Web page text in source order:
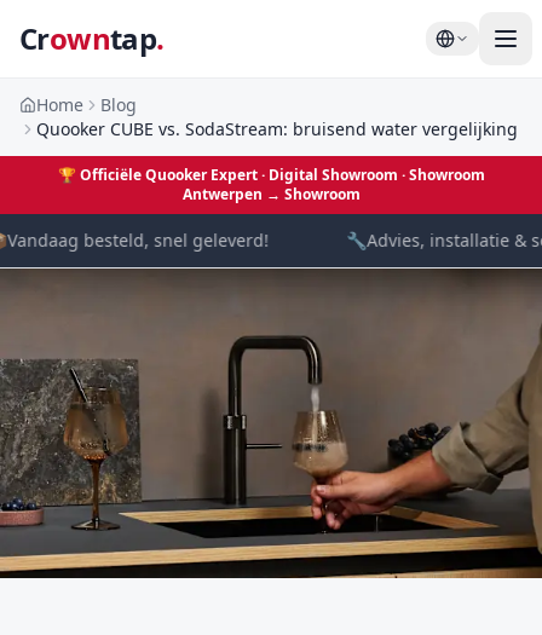
Crowntap.
Home
Blog
Quooker CUBE vs. SodaStream: bruisend water vergelijking
🏆 Officiële Quooker Expert · Digital Showroom · Showroom
Antwerpen → Showroom
Vandaag besteld, snel geleverd! 🔧Advies, installatie &